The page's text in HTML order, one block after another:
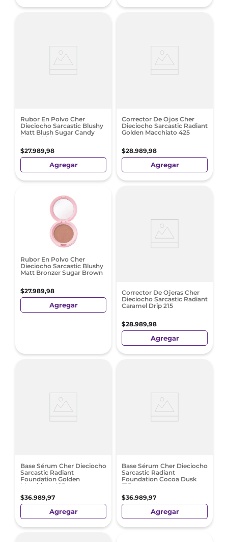
Rubor En Polvo Cher
Dieciocho Sarcastic Blushy
Matt Blush Sugar Candy
Rosa Chicle
$27.989,98
Agregar
Corrector De Ojos Cher
Dieciocho Sarcastic Radiant
Golden Macchiato 425
$28.989,98
Agregar
Rubor En Polvo Cher
Dieciocho Sarcastic Blushy
Matt Bronzer Sugar Brown
Marrón
$27.989,98
Agregar
Corrector De Ojeras Cher
Dieciocho Sarcastic Radiant
Caramel Drip 215
$28.989,98
Agregar
Base Sérum Cher Dieciocho
Sarcastic Radiant
Foundation Golden
Macchiato 425
$36.989,97
Agregar
Base Sérum Cher Dieciocho
Sarcastic Radiant
Foundation Cocoa Dusk
515
$36.989,97
Agregar